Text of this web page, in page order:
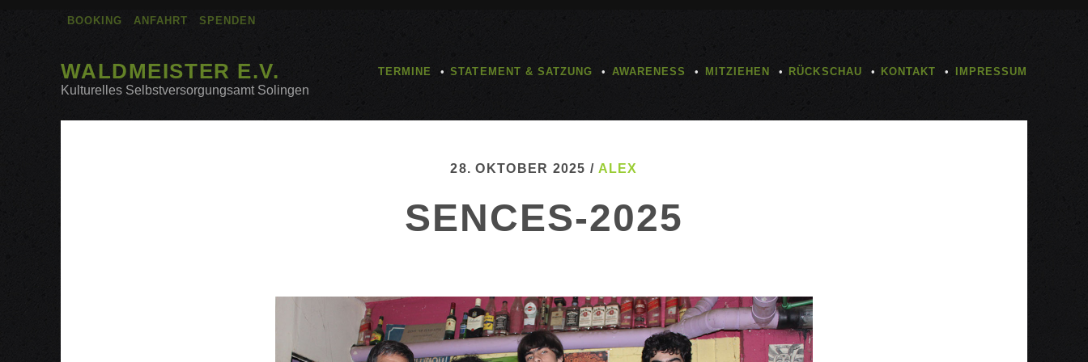
BOOKING ANFAHRT SPENDEN
WALDMEISTER E.V.
Kulturelles Selbstversorgungsamt Solingen
TERMINE STATEMENT & SATZUNG AWARENESS MITZIEHEN RÜCKSCHAU KONTAKT IMPRESSUM
28. OKTOBER 2025 / ALEX
SENCES-2025